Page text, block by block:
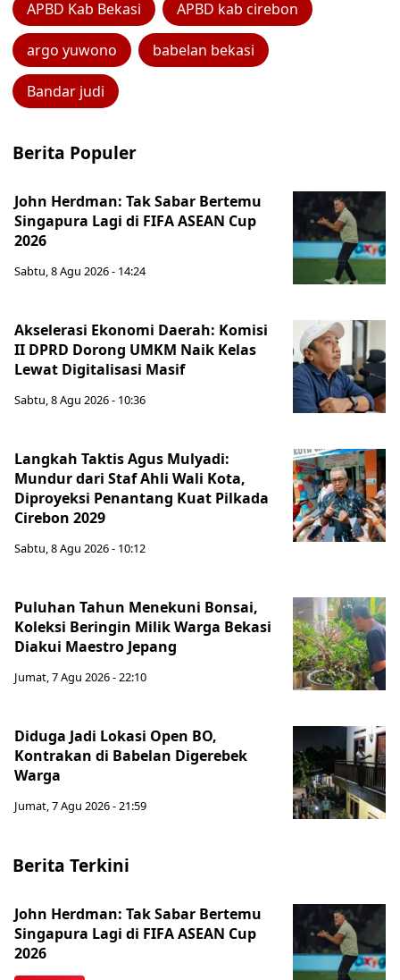
APBD Kab Bekasi APBD kab cirebon
argo yuwono babelan bekasi
Bandar judi
Berita Populer
John Herdman: Tak Sabar Bertemu
Singapura Lagi di FIFA ASEAN Cup
2026
Sabtu, 8 Agu 2026 - 14:24
Akselerasi Ekonomi Daerah: Komisi
II DPRD Dorong UMKM Naik Kelas
Lewat Digitalisasi Masif
Sabtu, 8 Agu 2026 - 10:36
Langkah Taktis Agus Mulyadi:
Mundur dari Staf Ahli Wali Kota,
Diproyeksi Penantang Kuat Pilkada
Cirebon 2029
Sabtu, 8 Agu 2026 - 10:12
Puluhan Tahun Menekuni Bonsai,
Koleksi Beringin Milik Warga Bekasi
Diakui Maestro Jepang
Jumat, 7 Agu 2026 - 22:10
Diduga Jadi Lokasi Open BO,
Kontrakan di Babelan Digerebek
Warga
Jumat, 7 Agu 2026 - 21:59
Berita Terkini
John Herdman: Tak Sabar Bertemu
Singapura Lagi di FIFA ASEAN Cup
2026